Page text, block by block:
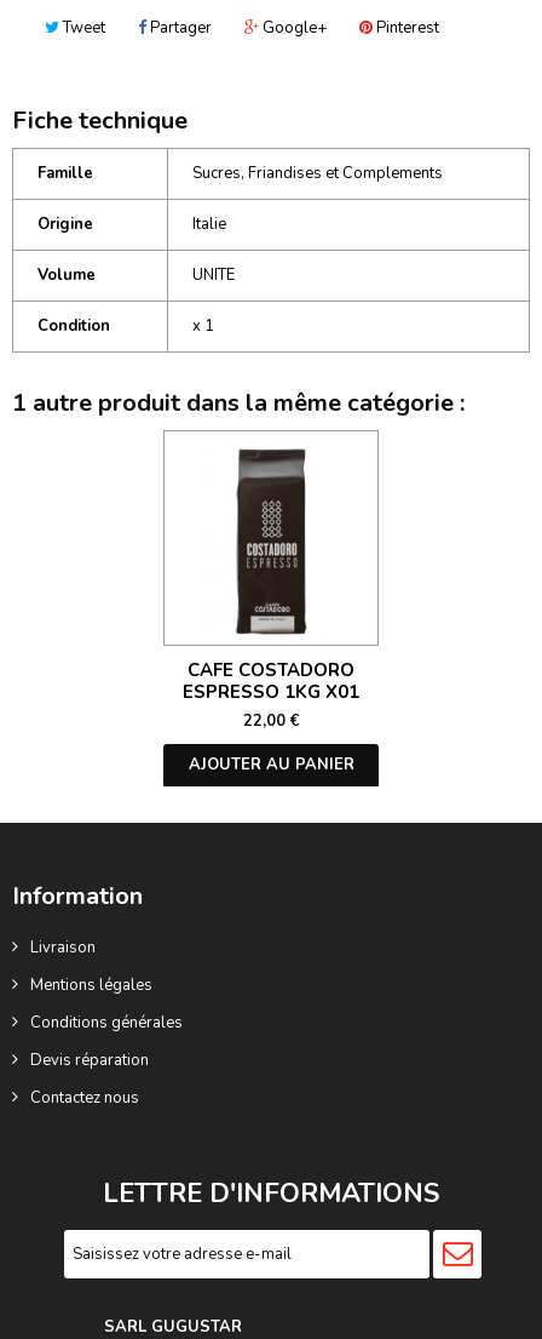
Tweet Partager Google+ Pinterest
Fiche technique
Famille Sucres, Friandises et Complements
Origine Italie
Volume UNITE
Condition x 1
1 autre produit dans la même catégorie :
CAFE COSTADORO
ESPRESSO 1KG X01
22,00 €
AJOUTER AU PANIER
Information
Livraison
Mentions légales
Conditions générales
Devis réparation
Contactez nous
LETTRE D'INFORMATIONS
SARL GUGUSTAR